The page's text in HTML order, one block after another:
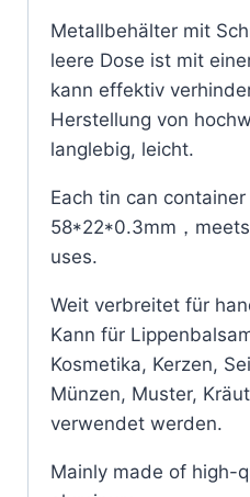
Metallbehälter mit
leere Dose ist mit
kann effektiv
Herstellung von
langlebig, leicht.
Each tin can
58*22*0.3mm，
uses.
Weit verbreitet für
Kann für
Kosmetika, Kerzen,
Münzen, Muster,
verwendet werden.
Mainly made of high-